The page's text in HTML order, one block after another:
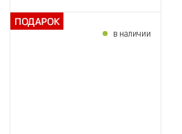
в наличии